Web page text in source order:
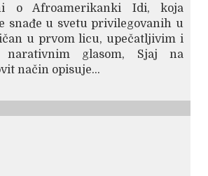
o Afroamerikanki Idi, koja
snađe u svetu privilegovanih u
u prvom licu, upečatljivim i
narativnim glasom, Sjaj na
način opisuje...